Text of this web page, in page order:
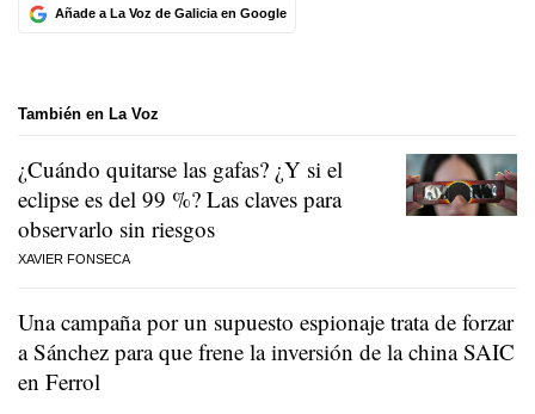
Añade a La Voz de Galicia en Google
También en La Voz
¿Cuándo quitarse las gafas? ¿Y si el
eclipse es del 99 %? Las claves para
observarlo sin riesgos
XAVIER FONSECA
Una campaña por un supuesto espionaje trata de forzar
a Sánchez para que frene la inversión de la china SAIC
en Ferrol